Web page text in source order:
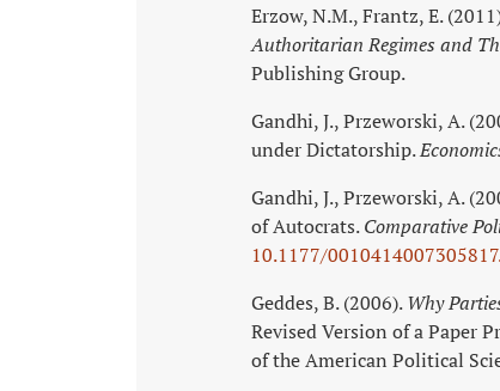
Erzow, N.M., Frantz, E.
Authoritarian Regimes and
Publishing Group.
Gandhi, J., Przeworski, A.
under Dictatorship.
Gandhi, J., Przeworski, A.
of Autocrats.Comparative
10.1177/
Geddes, B. (2006).Why
Revised Version of a Paper
of the American Political